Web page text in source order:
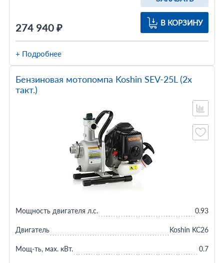
274 940 ₽ В КОРЗИНУ
+ Подробнее
Бензиновая мотопомпа Koshin SEV-25L (2х
такт.)
Мощность двигателя л.с. 0.93
Двигатель Koshin KC26
Мощ-ть, мax. кВт. 0.7